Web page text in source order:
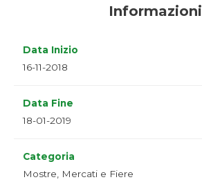
Informazioni
Data Inizio
16-11-2018
Data Fine
18-01-2019
Categoria
Mostre, Mercati e Fiere